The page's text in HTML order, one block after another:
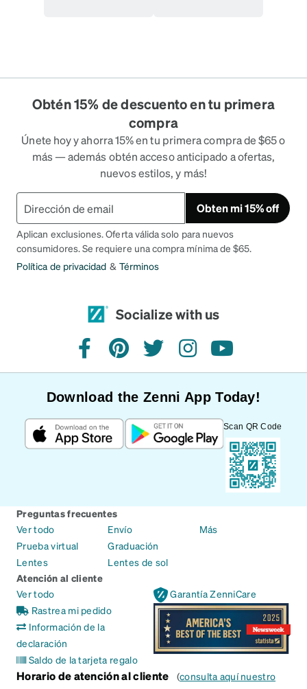
Obtén 15% de descuento en tu primera
compra
Únete hoy y ahorra 15% en tu primera compra de $65 o
más — además obtén acceso anticipado a ofertas,
nuevos estilos, y más!
Obten mi 15% off
Aplican exclusiones. Oferta válida solo para nuevos
consumidores. Se requiere una compra mínima de $65.
Política de privacidad & Términos
Socialize with us
facebookpinteresttwitterinstagramyoutube
Download the Zenni App Today!
Scan QR Code
Preguntas frecuentes
Ver todo
Prueba virtual
Lentes
Envío
Graduación
Lentes de sol
Más
Atención al cliente
Ver todo
Rastrea mi pedido
Información de la
declaración
Saldo de la tarjeta regalo
Garantía ZenniCare
Horario de atención al cliente (consulta aquí nuestro